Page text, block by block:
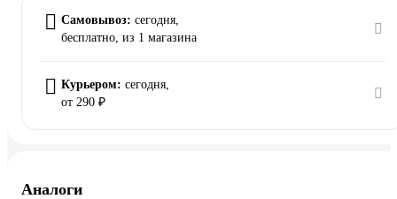
Самовывоз: сегодня,
бесплатно, из 1 магазина
Курьером: сегодня,
от 290 ₽
Аналоги